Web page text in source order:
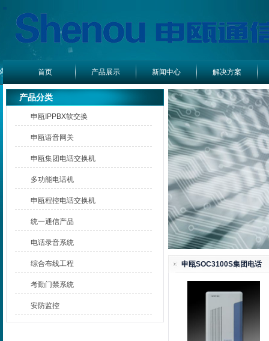
首页 产品展示 新闻中心 解决方案
申瓯SOC3100S集团电话
产品分类
申瓯IPPBX软交换
申瓯语音网关
申瓯集团电话交换机
多功能电话机
申瓯程控电话交换机
统一通信产品
电话录音系统
综合布线工程
考勤门禁系统
安防监控